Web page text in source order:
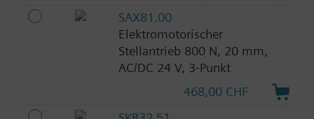
SAX81.00
Elektromotorischer
Stellantrieb 800 N, 20 mm,
AC/DC 24 V, 3-Punkt
468,00 CHF